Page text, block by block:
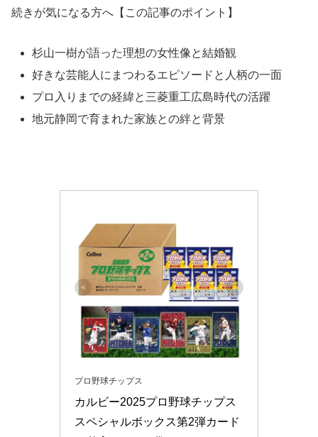
続きが気になる方へ【この記事のポイント】
杉山一樹が語った理想の女性像と結婚観
好きな芸能人にまつわるエピソードと人柄の一面
プロ入りまでの経緯と三菱重工広島時代の活躍
地元静岡で育まれた家族との絆と背景
プロ野球チップス
カルビー2025プロ野球チップス
スペシャルボックス第2弾カード